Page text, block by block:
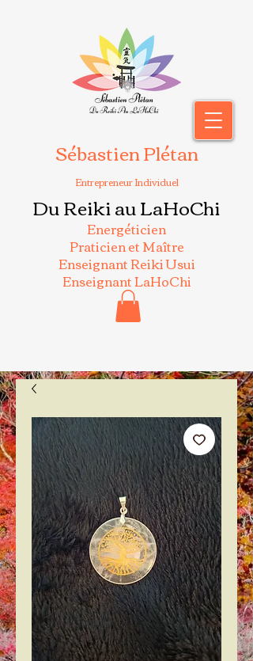
Sébastien Plétan
Entrepreneur Individuel
Du Reiki au LaHoChi
Energéticien
Praticien et Maître
Enseignant Reiki Usui
Enseignant LaHoChi